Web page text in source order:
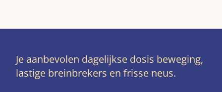
Je aanbevolen dagelijkse dosis beweging,
lastige breinbrekers en frisse neus.